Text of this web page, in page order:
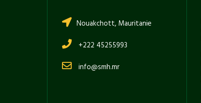
Nouakchott, Mauritanie
+222 45255993
info@smh.mr